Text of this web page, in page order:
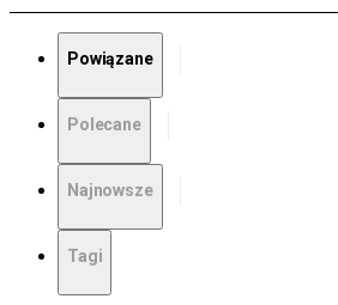
Powiązane
Polecane
Najnowsze
Tagi